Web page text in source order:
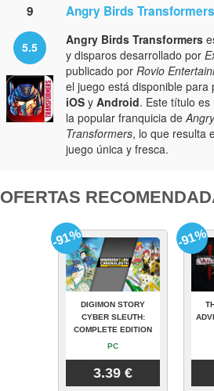
9 Angry Birds Transformers
5.5 Angry Birds Transformers
y disparos desarrollado por
publicado por Rovio
el juego está disponible para
iOS y Android. Este título
la popular franquicia de
Transformers, lo que resulta
juego única y fresca.
OFERTAS
DIGIMON STORY
CYBER SLEUTH:
COMPLETE EDITION
PC
3.39 €
-91% -91%